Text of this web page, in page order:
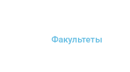
Факультеты